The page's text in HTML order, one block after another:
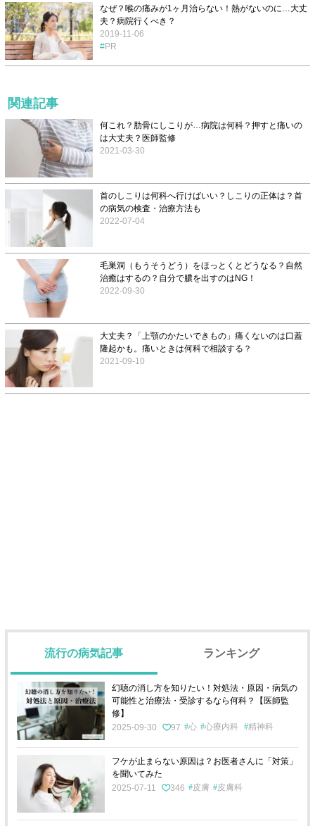
なぜ？喉の痛みが1ヶ月治らない！熱がないのに…大丈
夫？病院行くべき？
2019-11-06
PR
関連記事
何これ？肋骨にしこりが…病院は何科？押すと痛いの
は大丈夫？医師監修
2021-03-30
首のしこりは何科へ行けばいい？しこりの正体は？首
の病気の検査・治療方法も
2022-07-04
毛巣洞（もうそうどう）をほっとくとどうなる？自然
治癒はするの？自分で膿を出すのはNG！
2022-09-30
大丈夫？「上顎のかたいできもの」痛くないのは口蓋
隆起かも。痛いときは何科で相談する？
2021-09-10
流行の病気記事 ランキング
幻聴の消し方を知りたい！対処法・原因・病気の
可能性と治療法・受診するなら何科？【医師監
修】
2025-09-30
97 心 心療内科 精神科
フケが止まらない原因は？お医者さんに「対策」
を聞いてみた
2025-07-11
346 皮膚 皮膚科